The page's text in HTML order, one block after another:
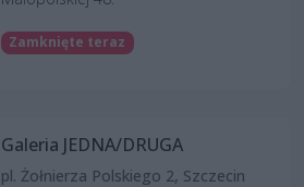
Zamknięte teraz
Galeria JEDNA/DRUGA
pl. Żołnierza Polskiego 2, Szczecin